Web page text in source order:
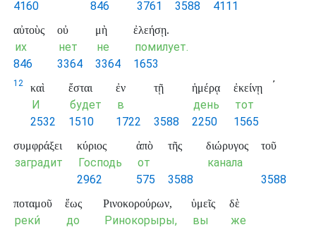
4160
846
3761
3588
4111
αὐτοὺς
их
846
οὐ
нет
3364
μὴ
не
3364
ἐλεήσῃ.
помилует.
1653
12 καὶ
И
2532
ἔσται
будет
1510
ἐν
в
1722
τῇ
3588
ἡμέρᾳ
день
2250
ἐκείνῃ
тот
1565
συμφράξει
заградит
κύριος
Господь
2962
ἀπὸ
от
575
τῆς
3588
διώρυγος
канала
τοῦ
3588
ποταμοῦ
реки́
ἕως
до
᾽
Ρινοκορούρων,
Ринокорыры,
ὑμεῖς
вы
δὲ
же